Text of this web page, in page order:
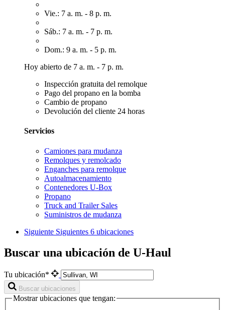
Vie.: 7 a. m. - 8 p. m.
Sáb.: 7 a. m. - 7 p. m.
Dom.: 9 a. m. - 5 p. m.
Hoy abierto de 7 a. m. - 7 p. m.
Inspección gratuita del remolque
Pago del propano en la bomba
Cambio de propano
Devolución del cliente 24 horas
Servicios
Camiones para mudanza
Remolques y remolcado
Enganches para remolque
Autoalmacenamiento
Contenedores U-Box
Propano
Truck and Trailer Sales
Suministros de mudanza
Siguiente Siguientes 6 ubicaciones
Buscar una ubicación de U-Haul
Tu ubicación*
Buscar ubicaciones
Mostrar ubicaciones que tengan: